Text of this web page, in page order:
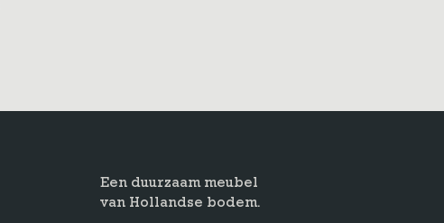
Een duurzaam meubel
van Hollandse bodem.